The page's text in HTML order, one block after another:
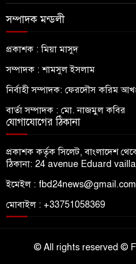
সম্পাদক মন্ডলী
প্রকাশক : মিয়া মাসুদ
সম্পাদক : শামসুল ইসলাম
নির্বাহী সম্পাদক: ফেরদৌস করিম
বার্তা সম্পাদক : মো. নাজমুল কবির
যোগাযোগের ঠিকানা
প্রকাশক কর্তৃক সিলেট, বাংলাদেশ
ঠিকানা: 24 avenue Eduard
ইমেইল : fbd24news@gmail.com
মোবাইল : +33751058369
© All rights reserved ©